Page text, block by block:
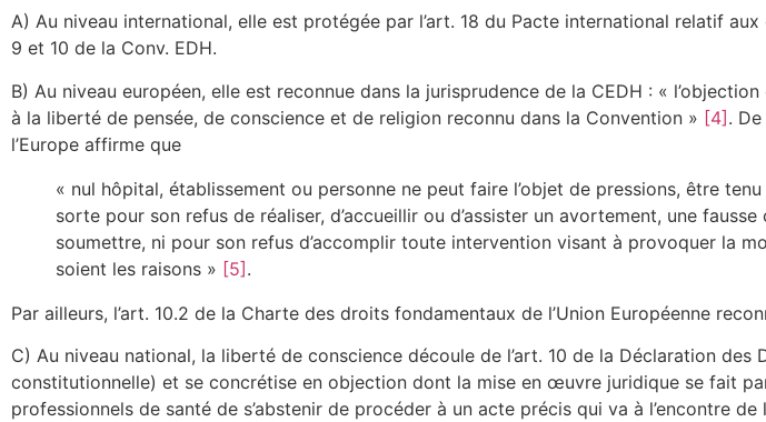
A) Au niveau international, elle est protégée par l’art. 18 du Pacte international relatif
9 et 10 de la Conv. EDH.
B) Au niveau européen, elle est reconnue dans la jurisprudence de la CEDH : «
à la liberté de pensée, de conscience et de religion reconnu dans la Convention » [4].
l’Europe affirme que
« nul hôpital, établissement ou personne ne peut faire l’objet de pressions, être
sorte pour son refus de réaliser, d’accueillir ou d’assister un avortement, une
soumettre, ni pour son refus d’accomplir toute intervention visant à provoquer la
soient les raisons » [5].
Par ailleurs, l’art. 10.2 de la Charte des droits fondamentaux de l’Union Européenne
C) Au niveau national, la liberté de conscience découle de l’art. 10 de la Déclaration
constitutionnelle) et se concrétise en objection dont la mise en œuvre juridique se fait
professionnels de santé de s’abstenir de procéder à un acte précis qui va à l’encontre de